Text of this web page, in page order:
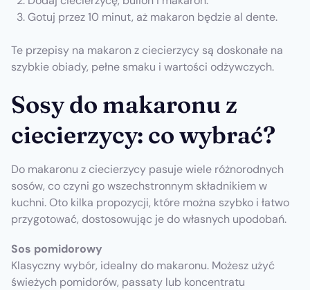
Gotuj przez 10 minut, aż makaron będzie al dente.
Te przepisy na makaron z ciecierzycy są doskonałe na
szybkie obiady, pełne smaku i wartości odżywczych.
Sosy do makaronu z
ciecierzycy: co wybrać?
Do makaronu z ciecierzycy pasuje wiele różnorodnych
sosów, co czyni go wszechstronnym składnikiem w
kuchni. Oto kilka propozycji, które można szybko i łatwo
przygotować, dostosowując je do własnych upodobań.
Sos pomidorowy
Klasyczny wybór, idealny do makaronu. Możesz użyć
świeżych pomidorów, passaty lub koncentratu